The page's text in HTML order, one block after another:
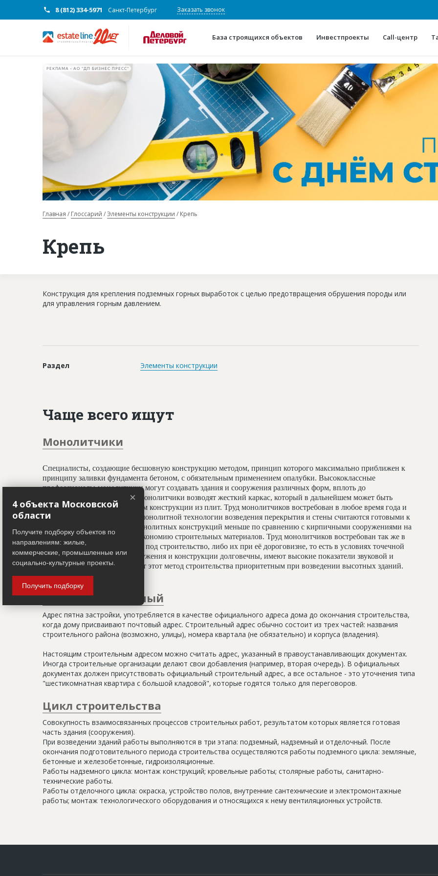
8 (812) 334-5971 Санкт-Петербург Заказать звонок
База строящихся объектов Инвестпроекты Call-центр
О проекте
Конкурентные
Горячие
Глоссарий
РЕКЛАМА • АО "ДП БИЗНЕС ПРЕСС"
Главная Глоссарий Элементы конструкции Крепь
Крепь
Конструкция для крепления подземных горных выработок с целью предотвращения обрушения породы или
для управления горным давлением.
Раздел Элементы конструкции
Чаще всего ищут
Монолитчики
Специалисты, создающие бесшовную конструкцию методом, принцип которого максимально приближен к
принципу заливки фундамента бетоном, с обязательным применением опалубки. Высококлассные
профессионалы-монолитчики могут создавать здания и сооружения различных форм, вплоть до
криволинейных элементов. Монолитчики возводят жесткий каркас, который в дальнейшем может быть
использован гораздо шире, чем конструкции из плит. Труд монолитчиков востребован в любое время года и
считается всесезонным. При монолитной технологии возведения перекрытия и стены считаются готовыми к
отделочным работам, а вес монолитных конструкций меньше по сравнению с кирпичными сооружениями на
20%, что даёт значительную экономию строительных материалов. Труд монолитчиков востребован так же в
условиях недостатка площади под строительство, либо их при её дороговизне, то есть в условиях точечной
застройки. Монолитные сооружения и конструкции долговечны, имеют высокие показатели звуковой и
тепловой изоляции, что делает этот метод строительства приоритетным при возведении высотных зданий.
Адрес строительный
Адрес пятна застройки, употребляется в качестве официального адреса дома до окончания строительства,
когда дому присваивают почтовый адрес. Строительный адрес обычно состоит из трех частей: названия
строительного района (возможно, улицы), номера квартала (не обязательно) и корпуса (владения).
Настоящим строительным адресом можно считать адрес, указанный в правоустанавливающих документах.
Иногда строительные организации делают свои добавления (например, вторая очередь). В официальных
документах должен присутствовать официальный строительный адрес, а все остальное - это уточнения типа
"шестикомнатная квартира с большой кладовой", которые годятся только для переговоров.
Цикл строительства
Совокупность взаимосвязанных процессов строительных работ, результатом которых является готовая
часть здания (сооружения).
При возведении зданий работы выполняются в три этапа: подземный, надземный и отделочный. После
окончания подготовительного периода строительства осуществляются работы подземного цикла: земляные,
бетонные и железобетонные, гидроизоляционные.
Работы надземного цикла: монтаж конструкций; кровельные работы; столярные работы, санитарно-
технические работы.
Работы отделочного цикла: окраска, устройство полов, внутренние сантехнические и электромонтажные
работы; монтаж технологического оборудования и относящихся к нему вентиляционных устройств.
×
4 объекта Московской
области
Получите подборку объектов по
направлениям: жилые,
коммерческие, промышленные или
социально-культурные проекты.
Получить подборку